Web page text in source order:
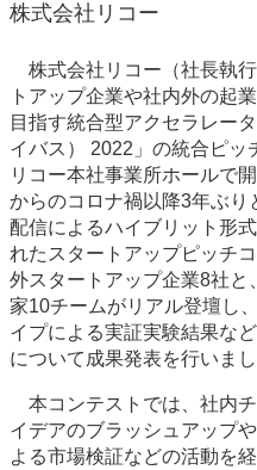
株式会社リコー
株式会社リコー（社長執
トアップ企業や社内外の起
目指す統合型アクセラレー
イバス） 2022」の統合ピッ
リコー本社事業所ホールで
からのコロナ禍以降3年ぶり
配信によるハイブリット形
れたスタートアップピッチ
外スタートアップ企業8社と
家10チームがリアル登壇し
イプによる実証実験結果な
について成果発表を行いまし
本コンテストでは、社内
イデアのブラッシュアップ
よる市場検証などの活動を